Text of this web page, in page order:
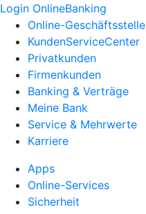
Login OnlineBanking
Online-Geschäftsstelle
KundenServiceCenter
Privatkunden
Firmenkunden
Banking & Verträge
Meine Bank
Service & Mehrwerte
Karriere
Apps
Online-Services
Sicherheit